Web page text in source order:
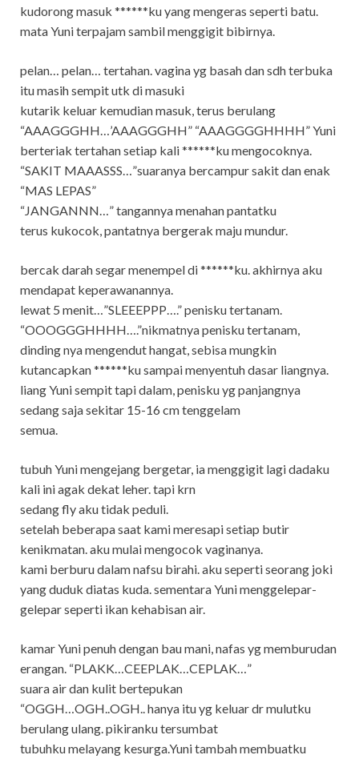
kudorong masuk ******ku yang mengeras seperti batu.
mata Yuni terpajam sambil menggigit bibirnya.
pelan… pelan… tertahan. vagina yg basah dan sdh terbuka
itu masih sempit utk di masuki
kutarik keluar kemudian masuk, terus berulang
“AAAGGGHH…’AAAGGGHH” “AAAGGGGHHHH” Yuni
berteriak tertahan setiap kali ******ku mengocoknya.
“SAKIT MAAASSS…”suaranya bercampur sakit dan enak
“MAS LEPAS”
“JANGANNN…” tangannya menahan pantatku
terus kukocok, pantatnya bergerak maju mundur.
bercak darah segar menempel di ******ku. akhirnya aku
mendapat keperawanannya.
lewat 5 menit…”SLEEEPPP….” penisku tertanam.
“OOOGGGHHHH….”nikmatnya penisku tertanam,
dinding nya mengendut hangat, sebisa mungkin
kutancapkan ******ku sampai menyentuh dasar liangnya.
liang Yuni sempit tapi dalam, penisku yg panjangnya
sedang saja sekitar 15-16 cm tenggelam
semua.
tubuh Yuni mengejang bergetar, ia menggigit lagi dadaku
kali ini agak dekat leher. tapi krn
sedang fly aku tidak peduli.
setelah beberapa saat kami meresapi setiap butir
kenikmatan. aku mulai mengocok vaginanya.
kami berburu dalam nafsu birahi. aku seperti seorang joki
yang duduk diatas kuda. sementara Yuni menggelepar-
gelepar seperti ikan kehabisan air.
kamar Yuni penuh dengan bau mani, nafas yg memburudan
erangan. “PLAKK…CEEPLAK…CEPLAK…”
suara air dan kulit bertepukan
“OGGH…OGH..OGH.. hanya itu yg keluar dr mulutku
berulang ulang. pikiranku tersumbat
tubuhku melayang kesurga.Yuni tambah membuatku